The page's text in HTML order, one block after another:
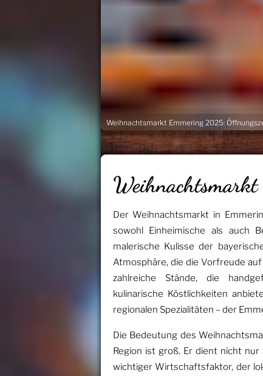
Weihnachtsmarkt Emmering 2025:
Der Weihnachtsmarkt in
sowohl Einheimische als auch
malerische Kulisse der
Atmosphäre, die die Vorfreude
zahlreiche Stände, die
kulinarische Köstlichkeiten
regionalen Spezialitäten – der
Die Bedeutung des
Region ist groß. Er dient nicht
wichtiger Wirtschaftsfaktor, der